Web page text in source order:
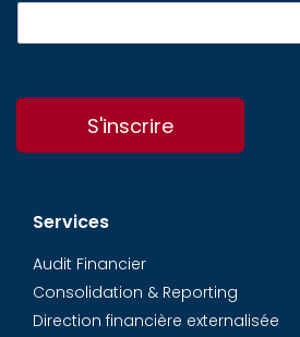
S'inscrire
Services
Audit Financier
Consolidation & Reporting
Direction financière externalisée